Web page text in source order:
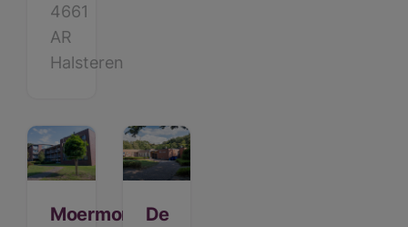
4661
AR
Halsteren
Moermontstede
De